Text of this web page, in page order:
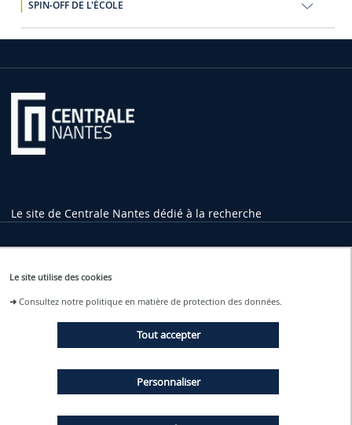
Le site utilise des cookies
➜Consultez notre politique en matière de protection des données.
Tout accepter
Personnaliser
SPIN-OFF DE L'ÉCOLE
Le site de Centrale Nantes dédié à la recherche
44321 Nantes Cedex 3
Arrêt Ecole Centrale - Audencia